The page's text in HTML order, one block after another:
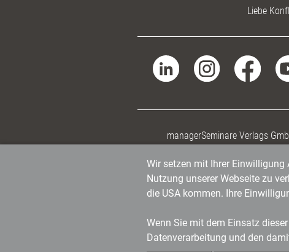
Liebe
managerSeminare Verlags
Wir setzen mit Ihrer Einwilligung
Nutzung unserer Webseite zu
die USA kommen. Ihre
Wenn Sie mit dem Einsatz
Datenverarbeitung und den